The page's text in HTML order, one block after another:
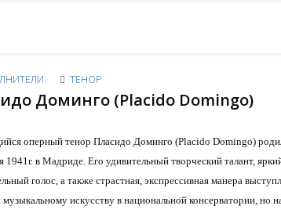
ТЕНОР
Доминго (Placido Domingo)
оперный тенор Пласидо Доминго (Placido Domingo)
1941г. в Мадриде. Его удивительный творческий талант,
голос, а также страстная, экспрессивная манера
музыкальному искусству в национальной консерватории, но